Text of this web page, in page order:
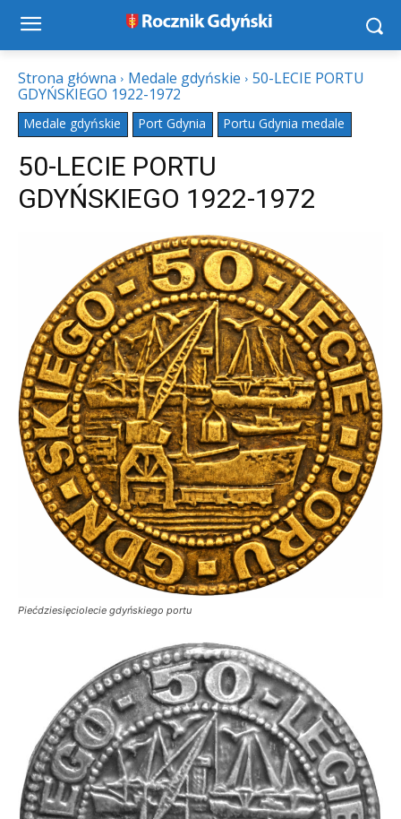
Strona główna Medale gdyńskie
50-LECIE PORTU
GDYŃSKIEGO 1922-1972
Medale gdyńskie Port Gdynia Portu Gdynia medale
50-LECIE PORTU
GDYŃSKIEGO 1922-1972
Piećdziesięciolecie gdyńskiego portu